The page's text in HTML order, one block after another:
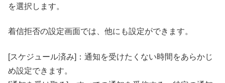
を選択します。
着信拒否の設定画面では、他にも設定ができます。
[スケジュール済み]：通知を受けたくない時間をあらかじ
め設定できます。